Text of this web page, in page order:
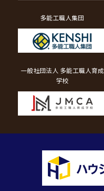
多能工職人集団
一般社団法人 多能工職人育成
学校